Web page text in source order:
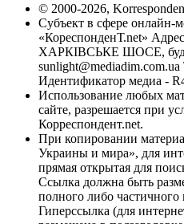
© 2000-2026,
Субъект в сфере онлайн-
«КореспонденТ.net»
ХАРКІВСЬКЕ ШОСЕ,
sunlight@mediadim.com.ua
Идентификатор медиа -
Использование любых
сайте, разрешается при
Корреспондент.net.
При копировании
Украины и мира», для
прямая открытая для
Ссылка должна быть
полного либо частичного
Гиперссылка (для